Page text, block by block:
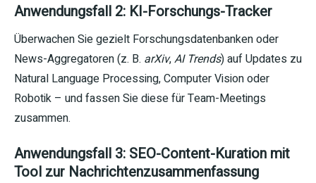
Anwendungsfall 2: KI-Forschungs-Tracker
Überwachen Sie gezielt Forschungsdatenbanken oder
News-Aggregatoren (z. B. arXiv,AI Trends) auf Updates zu
Natural Language Processing, Computer Vision oder
Robotik – und fassen Sie diese für Team-Meetings
zusammen.
Anwendungsfall 3: SEO-Content-Kuration mit
Tool zur Nachrichtenzusammenfassung